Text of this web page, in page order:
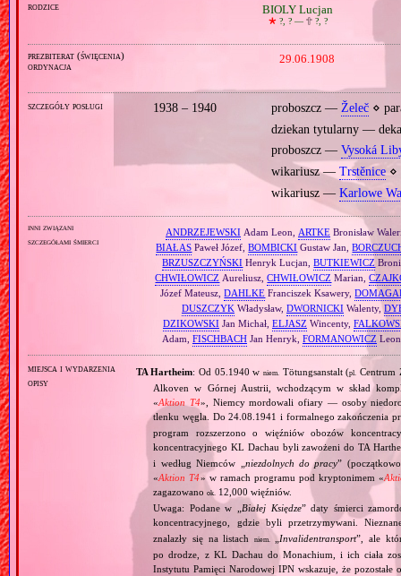
rodzice BIOLY Lucjan
🞲 ?, ? — 🕆?, ?
prezbiterat (święcenia)
ordynacja
29.06.1908
szczegóły posługi 1938 – 1940 proboszcz — Želeč⋄
dziekan tytularny —
proboszcz — Vysoká
wikariusz — Trstěnice⋄
wikariusz — Karlowe
inni związani
szczegółami śmierci
ANDRZEJEWSKIAdam Leon, ARTKEBronisław
BIAŁAS Paweł Józef,BOMBICKI Gustaw Jan,
BRZUSZCZYŃSKI Henryk Lucjan,BUTKIEWICZ
CHWIŁOWICZ Aureliusz,CHWIŁOWICZ Marian,
Józef Mateusz,DAHLKE Franciszek Ksawery,
DUSZCZYKWładysław, DWORNICKIWalenty,
DZIKOWSKIJan Michał, ELJASZ Wincenty,
Adam, FISCHBACHJan Henryk, FORMANOWICZ
miejsca i wydarzenia
opisy
TA Hartheim: Od 05.1940 w niem. Tötungsanstalt (pl.
Centrum
Alkoven w Górnej Austrii, wchodzącym w skład
«Aktion T4», Niemcy mordowali ofiary — osoby
tlenku węgla. Do 24.08.1941 i formalnego zakończenia
program rozszerzono o więźniów obozów
koncentracyjnego KL Dachau byli zawożeni do TA
i według Niemców „ niezdolnych do pracy”
«Aktion T4» w ramach programu pod kryptonimem «
zagazowanook.
12,000 więźniów.
Uwaga: Podane w „ Białej Księdze” daty śmierci
koncentracyjnego, gdzie byli przetrzymywani.
znalazły się na listach
niem. „Invalidentransport”, ale
po drodze, z KL Dachau do Monachium, i ich ciała
Instytutu Pamięci Narodowej IPN wskazuje, że